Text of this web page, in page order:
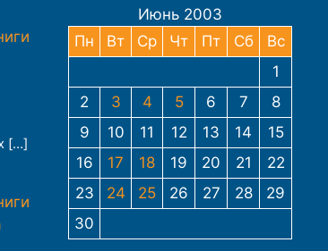
[…]
Июнь 2003
Пн
Вт Ср Чт Пт Сб
Вс
1
2
3 4 5 6 7
8
9
10 11 12 13 14
15
16
17 18 19 20 21
22
23
24 25 26 27 28
29
30